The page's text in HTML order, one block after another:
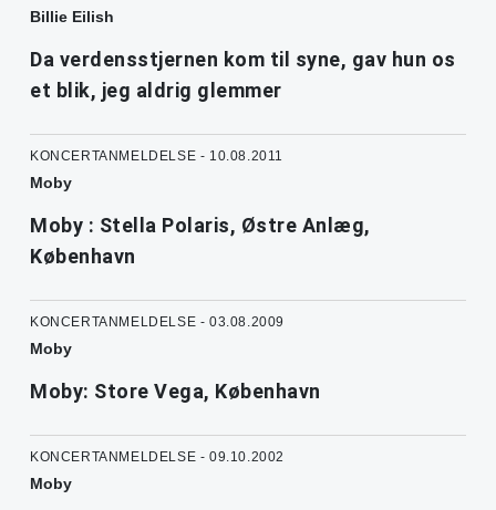
Billie Eilish
Da verdensstjernen kom til syne, gav hun os
et blik, jeg aldrig glemmer
KONCERTANMELDELSE - 10.08.2011
Moby
Moby : Stella Polaris, Østre Anlæg,
København
KONCERTANMELDELSE - 03.08.2009
Moby
Moby: Store Vega, København
KONCERTANMELDELSE - 09.10.2002
Moby